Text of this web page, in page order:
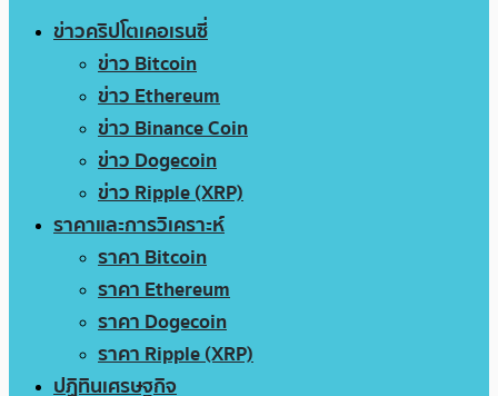
ข่าวคริปโตเคอเรนซี่
ข่าว Bitcoin
ข่าว Ethereum
ข่าว Binance Coin
ข่าว Dogecoin
ข่าว Ripple (XRP)
ราคาและการวิเคราะห์
ราคา Bitcoin
ราคา Ethereum
ราคา Dogecoin
ราคา Ripple (XRP)
ปฏิทินเศรษฐกิจ